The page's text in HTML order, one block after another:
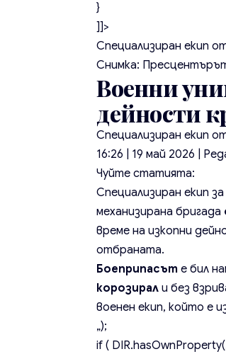
}
]]>
Специализиран екип
Снимка:
Военни
дейности
Специализиран екип
16:26 | 19 май 2026 |
Чуйте статията:
Специализиран екип
механизирана бригада
време на изкопни
отбраната.
Боеприпасът е бил
корозирал и без
военен екип, който е
„);
if (